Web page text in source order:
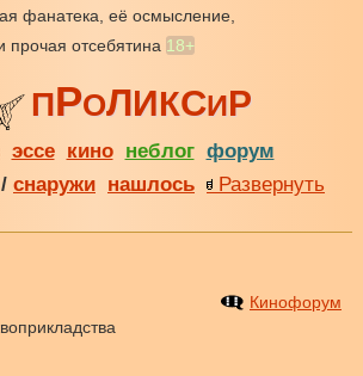
фанатека, её осмысление,
прочая отсебятина 18+
ПРОЛИКСИР
эссе кино неблог форум
/ снаружи нашлось Развернуть
Кинофорум